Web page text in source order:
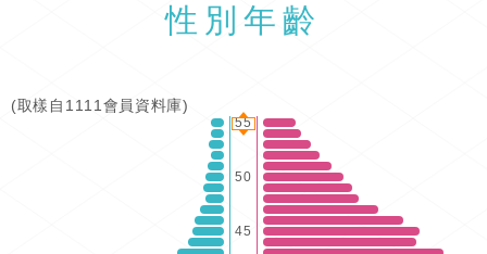
性別年齡
(取樣自1111會員資料庫)
55
50
45